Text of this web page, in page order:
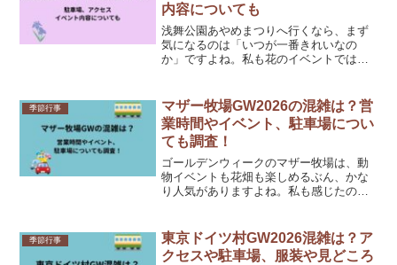
内容についても
浅舞公園あやめまつりへ行くなら、まず
気になるのは「いつが一番きれいなの
か」ですよね。私も花のイベントでは見
いうと、浅舞公園の花菖蒲は例年6月下旬
から7月上旬にかけて見頃...
季節行事
マザー牧場GW2026の混雑は？営
業時間やイベント、駐車場につい
ても調査！
ゴールデンウィークのマザー牧場は、動
物イベントも花畑も楽しめるぶん、かな
り人気がありますよね。私も感じたので
こで今回は、2026年4月3日時点で確認で
きる公式情報をもと...
季節行事
東京ドイツ村GW2026混雑は？ア
クセスや駐車場、服装や見どころ